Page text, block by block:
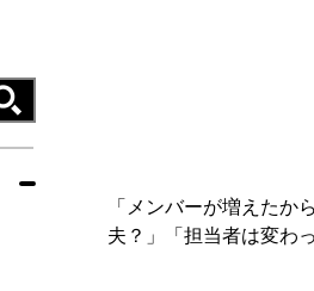
「メンバーが増えた
夫？」「担当者は変わ